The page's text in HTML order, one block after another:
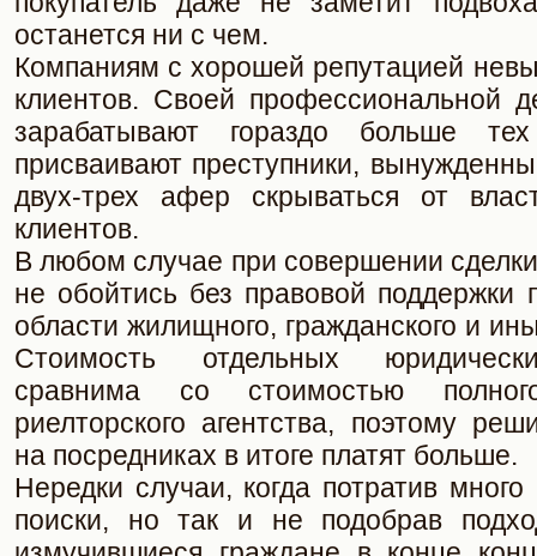
останется ни с чем.
Компаниям с хорошей репутацией
клиентов. Своей профессиональной
зарабатывают гораздо больше
присваивают преступники,
двух-трех афер скрываться от
клиентов.
В любом случае при совершении
не обойтись без правовой поддержки
области жилищного, гражданского и
Стоимость отдельных
сравнима со стоимостью
риелторского агентства, поэтому
на посредниках в итоге платят больше.
Нередки случаи, когда потратив
поиски, но так и не подобрав